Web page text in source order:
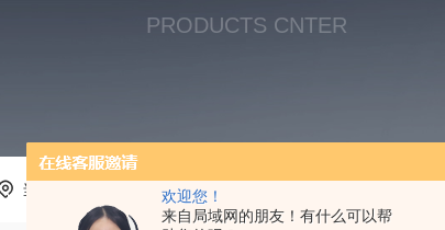
欢迎您！
来自局域网的朋友！有什么可以帮
PRODUCTS CNTER
当前位置： 产品中心